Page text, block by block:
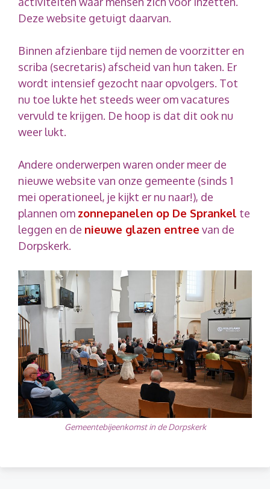
Deze website getuigt daarvan.
Binnen afzienbare tijd nemen de voorzitter en
scriba (secretaris) afscheid van hun taken. Er
wordt intensief gezocht naar opvolgers. Tot
nu toe lukte het steeds weer om vacatures
vervuld te krijgen. De hoop is dat dit ook nu
weer lukt.
Andere onderwerpen waren onder meer de
nieuwe website van onze gemeente (sinds 1
mei operationeel, je kijkt er nu naar!), de
plannen om zonnepanelen op De Sprankel te
leggen en de nieuwe glazen entree van de
Dorpskerk.
Gemeentebijeenkomst in de Dorpskerk